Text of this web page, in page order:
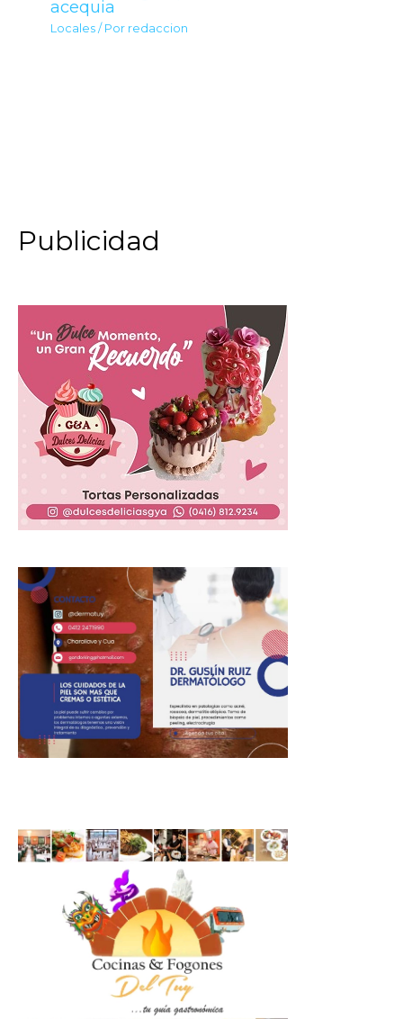
acequia
Locales / Por redaccion
Publicidad